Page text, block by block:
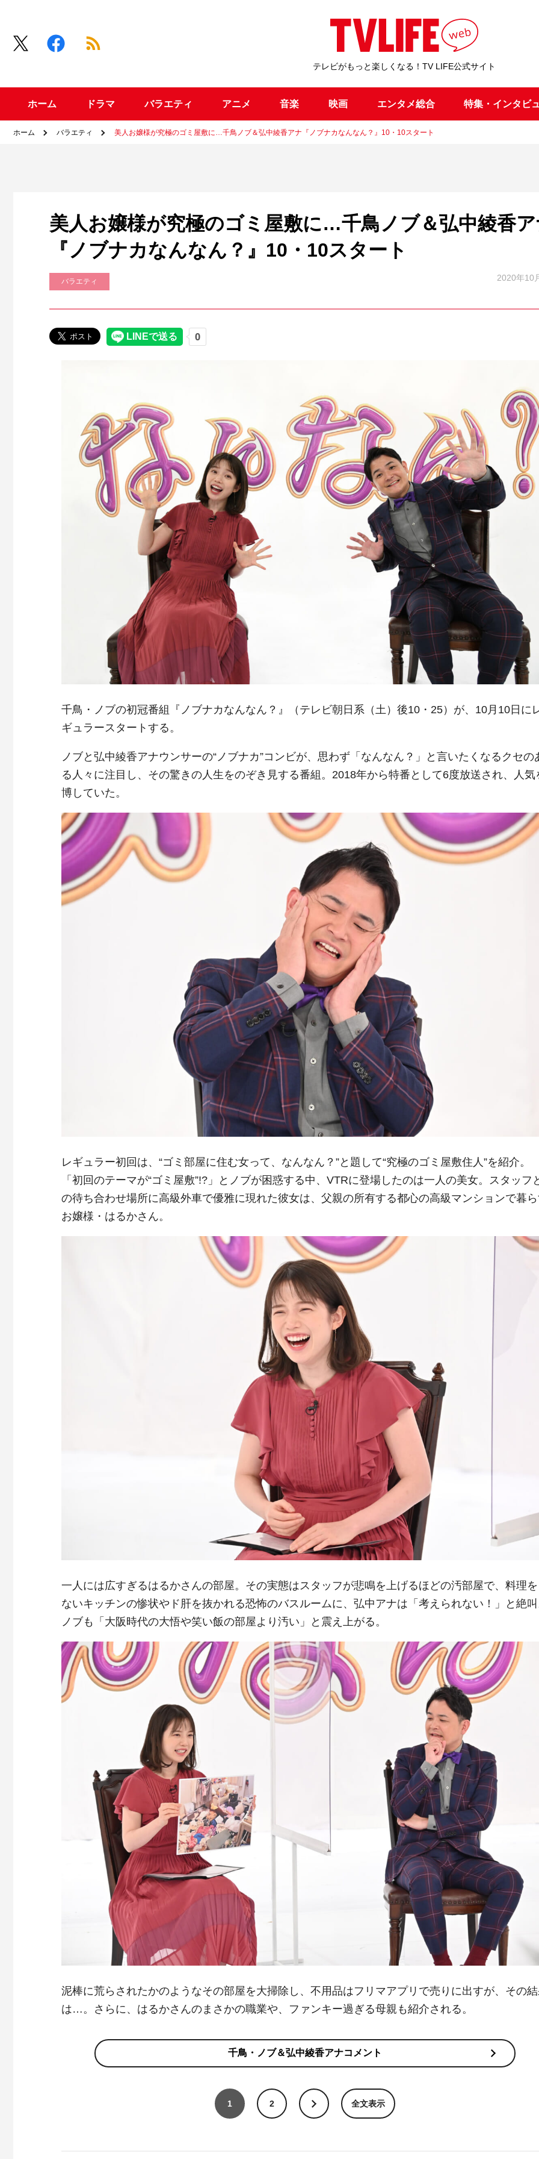
テレビがもっと楽しくなる！TV LIFE公式サイト
ホーム ドラマ バラエティ アニメ 音楽 映画 エンタメ総合 特集・インタビ
ホーム バラエティ 美人お嬢様が究極のゴミ屋敷に…千鳥ノブ＆弘中綾香アナ『ノブナカなんなん？』10・10スタート
美人お嬢様が究極のゴミ屋敷に…千鳥ノブ＆弘中綾香
『ノブナカなんなん？』10・10スタート
バラエティ 2020年10
千鳥・ノブの初冠番組『ノブナカなんなん？』（テレビ朝日系（土）後10・25）が、10月10日に
ギュラースタートする。
ノブと弘中綾香アナウンサーの“ノブナカ”コンビが、思わず「なんなん？」と言いたくなるクセの
る人々に注目し、その驚きの人生をのぞき見する番組。2018年から特番として6度放送され、人気
博していた。
レギュラー初回は、“ゴミ部屋に住む女って、なんなん？”と題して“究極のゴミ屋敷住人”を紹介。
「初回のテーマが“ゴミ屋敷”!?」とノブが困惑する中、VTRに登場したのは一人の美女。スタッフ
の待ち合わせ場所に高級外車で優雅に現れた彼女は、父親の所有する都心の高級マンションで暮
お嬢様・はるかさん。
一人には広すぎるはるかさんの部屋。その実態はスタッフが悲鳴を上げるほどの汚部屋で、料理
ないキッチンの惨状やド肝を抜かれる恐怖のバスルームに、弘中アナは「考えられない！」と絶
ノブも「大阪時代の大悟や笑い飯の部屋より汚い」と震え上がる。
泥棒に荒らされたかのようなその部屋を大掃除し、不用品はフリマアプリで売りに出すが、その
は…。さらに、はるかさんのまさかの職業や、ファンキー過ぎる母親も紹介される。
千鳥・ノブ＆弘中綾香アナコメント
1 2 全文表示